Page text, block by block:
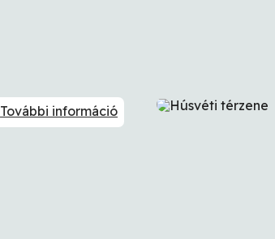
További információ